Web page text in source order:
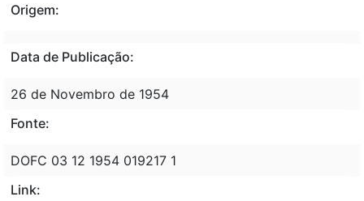
Origem:
Data de Publicação:
26 de Novembro de 1954
Fonte:
DOFC 03 12 1954 019217 1
Link: